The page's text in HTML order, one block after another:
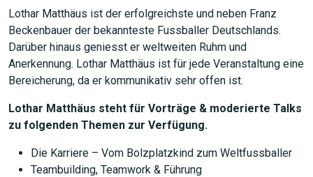
Lothar Matthäus ist der erfolgreichste und neben Franz
Beckenbauer der bekannteste Fussballer Deutschlands.
Darüber hinaus geniesst er weltweiten Ruhm und
Anerkennung. Lothar Matthäus ist für jede Veranstaltung eine
Bereicherung, da er kommunikativ sehr offen ist.
Lothar Matthäus steht für Vorträge & moderierte Talks
zu folgenden Themen zur Verfügung.
Die Karriere – Vom Bolzplatzkind zum Weltfussballer
Teambuilding, Teamwork & Führung